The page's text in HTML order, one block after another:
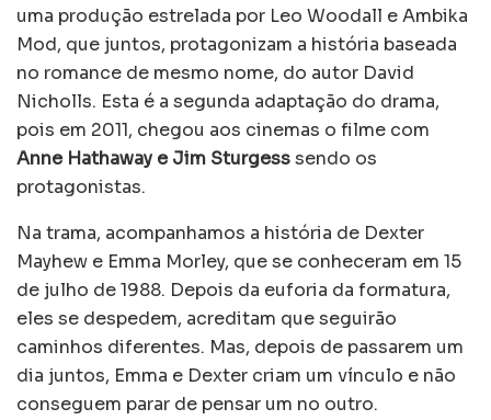
uma produção estrelada por Leo Woodall e Ambika
Mod, que juntos, protagonizam a história baseada
no romance de mesmo nome, do autor David
Nicholls. Esta é a segunda adaptação do drama,
pois em 2011, chegou aos cinemas o filme com
Anne Hathaway e Jim Sturgesssendo os
protagonistas.
Na trama, acompanhamos a história de Dexter
Mayhew e Emma Morley, que se conheceram em 15
de julho de 1988. Depois da euforia da formatura,
eles se despedem, acreditam que seguirão
caminhos diferentes. Mas, depois de passarem um
dia juntos, Emma e Dexter criam um vínculo e não
conseguem parar de pensar um no outro.